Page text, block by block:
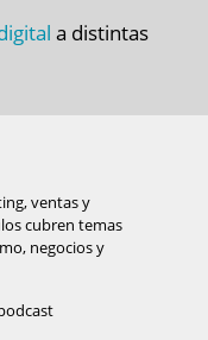
a distintas
ventas y
cubren temas
negocios y